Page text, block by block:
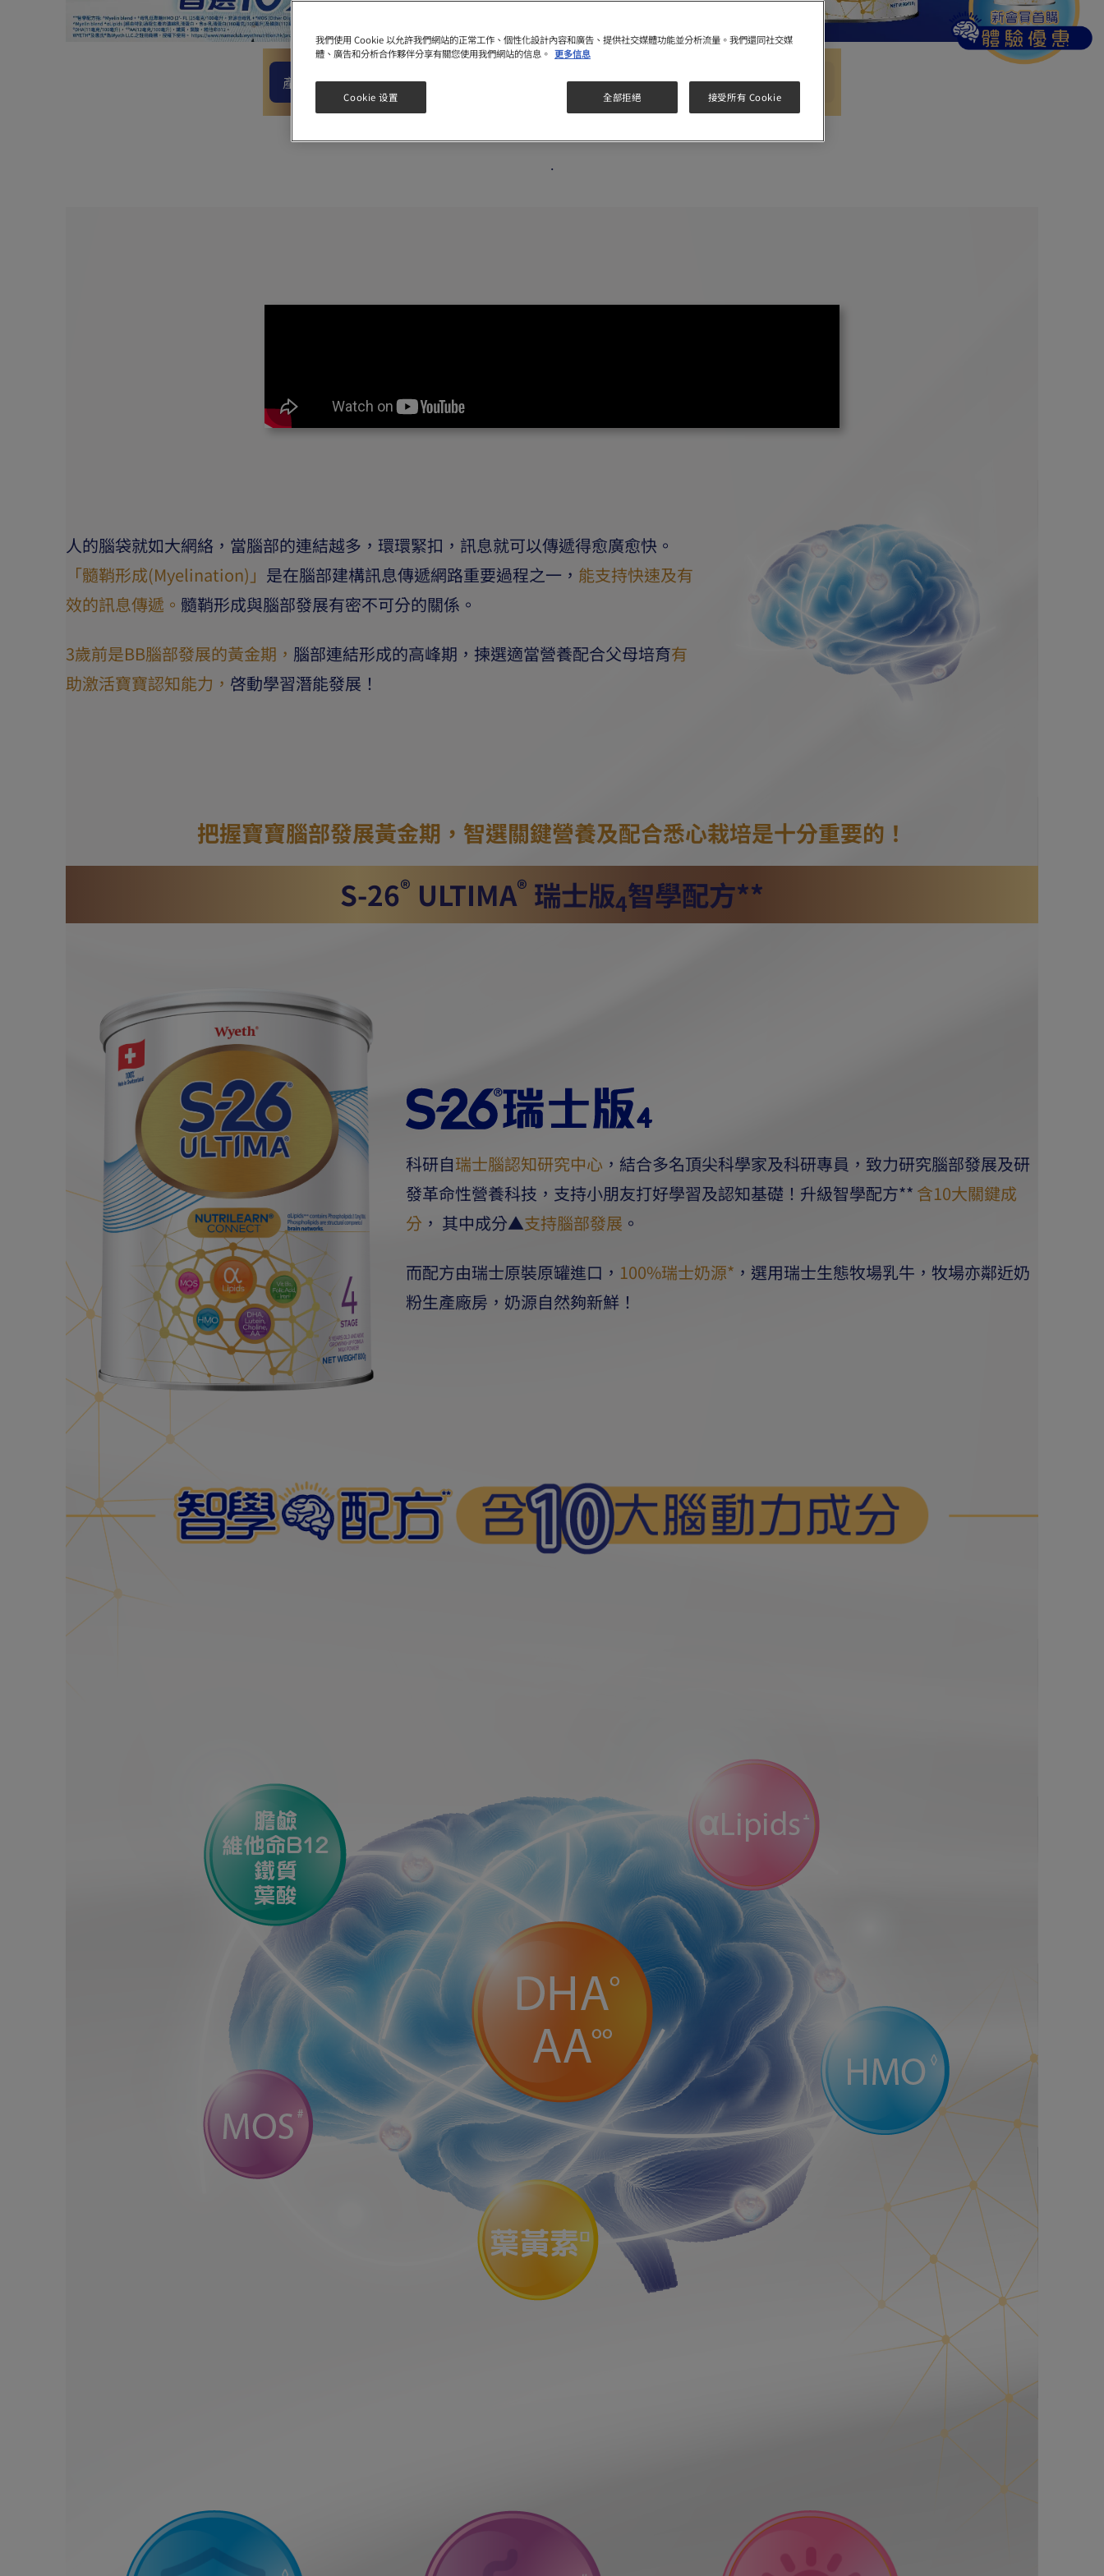
產品理念 產品科研實證 瑞士奶源奧秘 智學教室 沖調方法及購買地點
.
人的腦袋就如大網絡，當腦部的連結越多，環環緊扣，訊息就可以傳遞得愈廣愈快。
「髓鞘形成(Myelination)」 是在腦部建構訊息傳遞網路重要過程之一， 能支持快速及有
效的訊息傳遞。 髓鞘形成與腦部發展有密不可分的關係。
3歲前是BB腦部發展的黃金期， 腦部連結形成的高峰期，揀選適當營養配合父母培育有
助激活寶寶認知能力， 啓動學習潛能發展！
把握寶寶腦部發展黃金期， 智選關鍵營養及配合悉心栽培是十分重要的！
S-26® ULTIMA® 瑞士版4智學配方**
科研自瑞士腦認知研究中心 ，結合多名頂尖科學家及科研專員，致力研究腦部發展及研
發革命性營養科技，支持小朋友打好學習及認知基礎！升級智學配方** 含10大關鍵成
分 ， 其中成分▲支持腦部發展 。
而配方由瑞士原裝原罐進口， 100%瑞士奶源* ，選用瑞士生態牧場乳牛，牧場亦鄰近奶
粉生產廠房，奶源自然夠新鮮！
我們使用 Cookie 以允許我們網站的正常工作、個性化設計內容和廣告、提供社交媒體功能並分析流量。我們還同社交媒
體、廣告和分析合作夥伴分享有關您使用我們網站的信息。 更多信息
全部拒絕 接受所有 Cookie
Cookie 设置